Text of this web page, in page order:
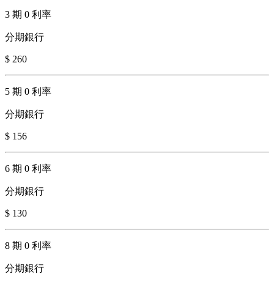
3 期 0 利率
分期銀行
$ 260
5 期 0 利率
分期銀行
$ 156
6 期 0 利率
分期銀行
$ 130
8 期 0 利率
分期銀行